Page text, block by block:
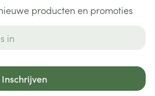
producten en promoties
Inschrijven